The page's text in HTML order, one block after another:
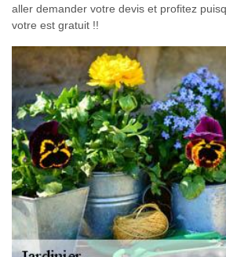
aller demander votre devis et profitez
votre est gratuit !!